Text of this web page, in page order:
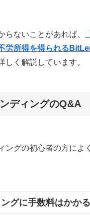
らないことがあれば、
労所得を得られる
しく解説しています。
ディングのQ&A
ングの初心者の方によ
グに手数料はかか